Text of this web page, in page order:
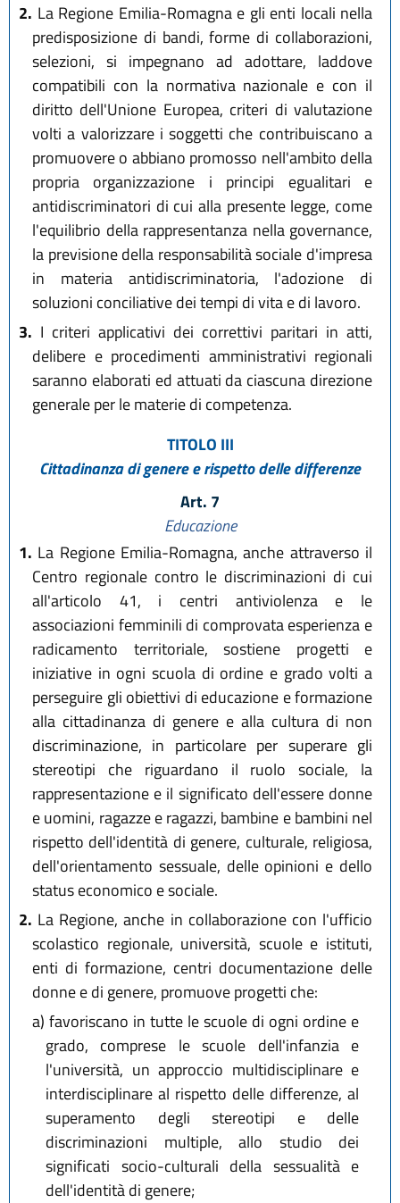
2. La Regione Emilia-Romagna e gli enti locali nella
predisposizione di bandi, forme di collaborazioni,
selezioni, si impegnano ad adottare, laddove
compatibili con la normativa nazionale e con il
diritto dell'Unione Europea, criteri di valutazione
volti a valorizzare i soggetti che contribuiscano a
promuovere o abbiano promosso nell'ambito della
propria organizzazione i principi egualitari e
antidiscriminatori di cui alla presente legge, come
l'equilibrio della rappresentanza nella governance,
la previsione della responsabilità sociale d'impresa
in materia antidiscriminatoria, l'adozione di
soluzioni conciliative dei tempi di vita e di lavoro.
3. I criteri applicativi dei correttivi paritari in atti,
delibere e procedimenti amministrativi regionali
saranno elaborati ed attuati da ciascuna direzione
generale per le materie di competenza.
TITOLO III
Cittadinanza di genere e rispetto delle differenze
Art. 7
Educazione
1. La Regione Emilia-Romagna, anche attraverso il
Centro regionale contro le discriminazioni di cui
all'articolo 41, i centri antiviolenza e le
associazioni femminili di comprovata esperienza e
radicamento territoriale, sostiene progetti e
iniziative in ogni scuola di ordine e grado volti a
perseguire gli obiettivi di educazione e formazione
alla cittadinanza di genere e alla cultura di non
discriminazione, in particolare per superare gli
stereotipi che riguardano il ruolo sociale, la
rappresentazione e il significato dell'essere donne
e uomini, ragazze e ragazzi, bambine e bambini nel
rispetto dell'identità di genere, culturale, religiosa,
dell'orientamento sessuale, delle opinioni e dello
status economico e sociale.
2. La Regione, anche in collaborazione con l'ufficio
scolastico regionale, università, scuole e istituti,
enti di formazione, centri documentazione delle
donne e di genere, promuove progetti che:
a) favoriscano in tutte le scuole di ogni ordine e
grado, comprese le scuole dell'infanzia e
l'università, un approccio multidisciplinare e
interdisciplinare al rispetto delle differenze, al
superamento degli stereotipi e delle
discriminazioni multiple, allo studio dei
significati socio-culturali della sessualità e
dell'identità di genere;